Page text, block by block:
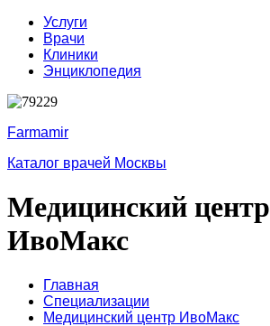
Услуги
Врачи
Клиники
Энциклопедия
Farmamir
Каталог врачей Москвы
Медицинский центр
ИвоМакс
Главная
Специализации
Медицинский центр ИвоМакс